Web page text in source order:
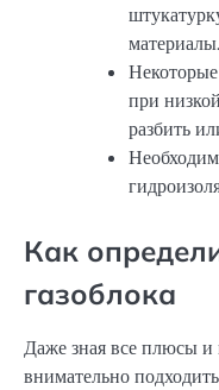
материалы.
при
разбить
Как
газоблока
Даже зная все плюсы и
внимательно